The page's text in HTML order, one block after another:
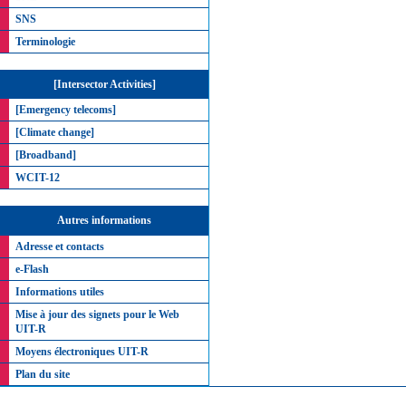
SNS
Terminologie
[Intersector Activities]
[Emergency telecoms]
[Climate change]
[Broadband]
WCIT-12
Autres informations
Adresse et contacts
e-Flash
Informations utiles
Mise à jour des signets pour le Web
UIT-R
Moyens électroniques UIT-R
Plan du site